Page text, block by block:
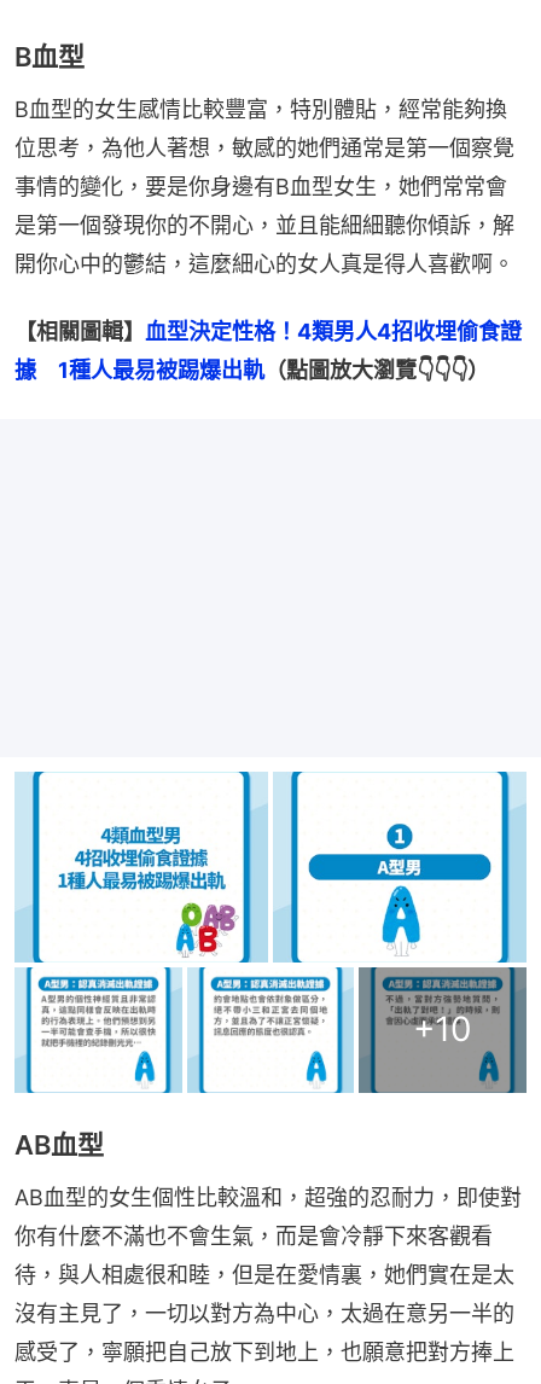
B血型
B血型的女生感情比較豐富，特別體貼，經常能夠換
位思考，為他人著想，敏感的她們通常是第一個察覺
事情的變化，要是你身邊有B血型女生，她們常常會
是第一個發現你的不開心，並且能細細聽你傾訴，解
開你心中的鬱結，這麼細心的女人真是得人喜歡啊。
【相關圖輯】 血型決定性格！4類男人4招收埋偷食證
據　1種人最易被踢爆出軌（點圖放大瀏覽👇👇👇）
+10
AB血型
AB血型的女生個性比較溫和，超強的忍耐力，即使對
你有什麼不滿也不會生氣，而是會冷靜下來客觀看
待，與人相處很和睦，但是在愛情裏，她們實在是太
沒有主見了，一切以對方為中心，太過在意另一半的
感受了，寧願把自己放下到地上，也願意把對方捧上